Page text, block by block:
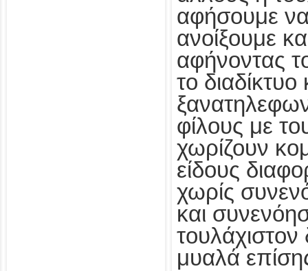
αφήσουμε
ανοίξουμε
αφήνοντας
το
φίλους με
χωρίζουν
είδους
χωρίς
και
τουλάχιστον
μυαλά